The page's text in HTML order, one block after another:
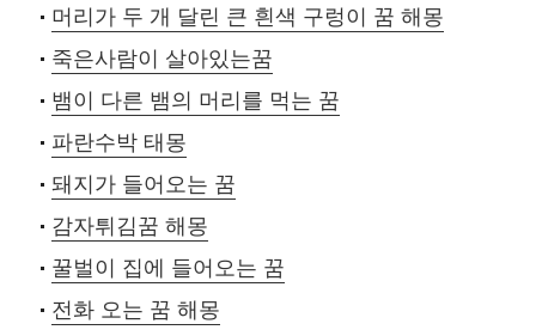
머리가 두 개 달린 큰 흰색 구렁이 꿈 해몽
죽은사람이 살아있는꿈
뱀이 다른 뱀의 머리를 먹는 꿈
파란수박 태몽
돼지가 들어오는 꿈
감자튀김꿈 해몽
꿀벌이 집에 들어오는 꿈
전화 오는 꿈 해몽